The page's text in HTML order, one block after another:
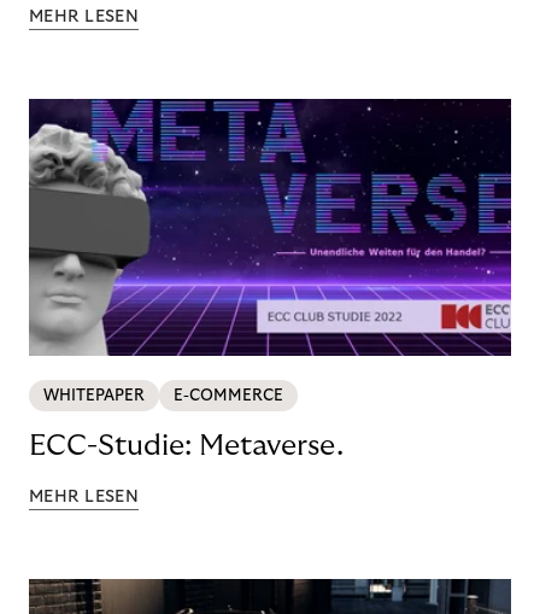
MEHR LESEN
WHITEPAPER E-COMMERCE
ECC-Studie: Metaverse.
MEHR LESEN